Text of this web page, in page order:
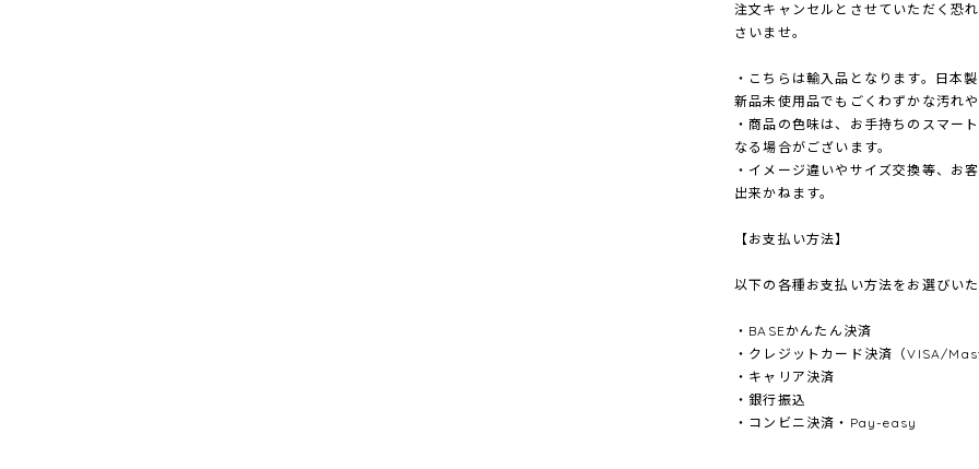
注文キャンセルとさせていただく恐
さいませ。
・こちらは輸入品となります。日本
新品未使用品でもごくわずかな汚れ
・商品の色味は、お手持ちのスマー
なる場合がございます。
・イメージ違いやサイズ交換等、お
出来かねます。
【お支払い方法】
以下の各種お支払い方法をお選びいた
・BASEかんたん決済
・クレジットカード決済（VISA/
・キャリア決済
・銀行振込
・コンビニ決済・Pay-easy